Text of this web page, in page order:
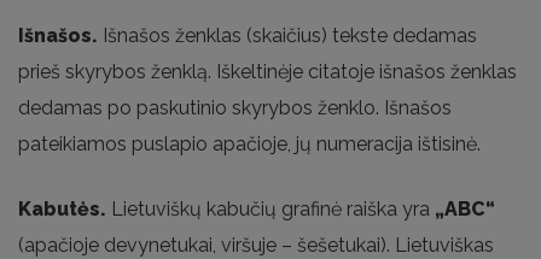
Išnašos. Išnašos ženklas (skaičius) tekste dedamas
prieš skyrybos ženklą. Iškeltinėje citatoje išnašos ženklas
dedamas po paskutinio skyrybos ženklo. Išnašos
pateikiamos puslapio apačioje, jų numeracija ištisinė.
Kabutės. Lietuviškų kabučių grafinė raiška yra „ABC“
(apačioje devynetukai, viršuje – šešetukai). Lietuviškas